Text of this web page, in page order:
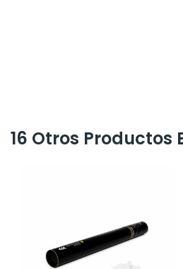
16 Otros Productos